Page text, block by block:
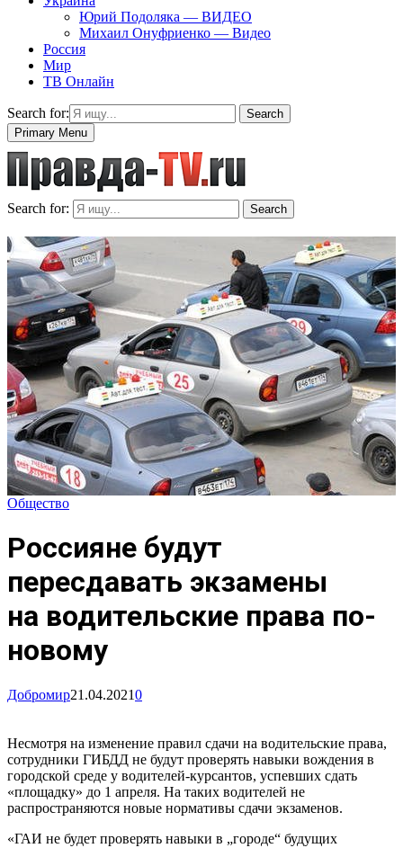
Юрий Подоляка — ВИДЕО
Михаил Онуфриенко — Видео
Россия
Мир
ТВ Онлайн
Search for:
Search
Primary Menu
Search for: Search
Общество
Россияне будут
пересдавать экзамены
на водительские права по-
новому
Добромир21.04.20210
Несмотря на изменение правил сдачи на водительские права,
сотрудники ГИБДД не будут проверять навыки вождения в
городской среде у водителей-курсантов, успевших сдать
«площадку» до 1 апреля. На таких водителей не
распространяются новые нормативы сдачи экзаменов.
«ГАИ не будет проверять навыки в „городе“ будущих